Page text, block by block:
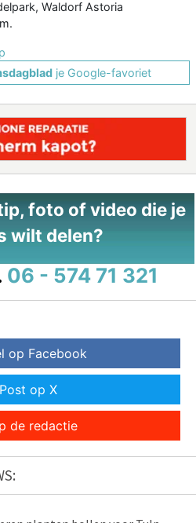
Waldorf Astoria
je Google-favoriet
foto of video die je
wilt delen?
06 - 574 71 321
op Facebook
Post op X
de redactie